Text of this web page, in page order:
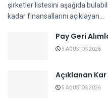
şirketler listesini aşağıda
kadar finansallarını açıklayan...
Pay Geri
3 AĞUSTOS 2026
Açıklanan
5 AĞUSTOS 2026